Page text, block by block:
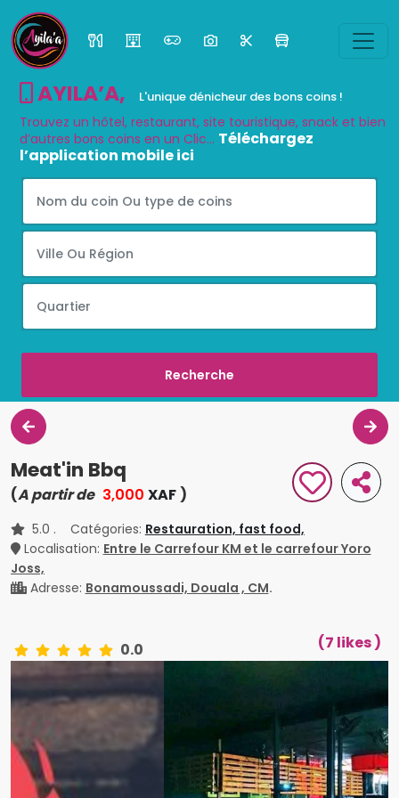
AYILA’A, L'unique dénicheur des bons coins !
Trouvez un hôtel, restaurant, site touristique, snack et bien
d’autres bons coins en un Clic... Téléchargez
l’application mobile ici
Meat'in Bbq
(A partir de 3,000 XAF )
5.0 . Catégories: Restauration, fast food,
Localisation: Entre le Carrefour KM et le carrefour Yoro
Joss,
Adresse: Bonamoussadi, Douala , CM.
0.0 (7 likes )